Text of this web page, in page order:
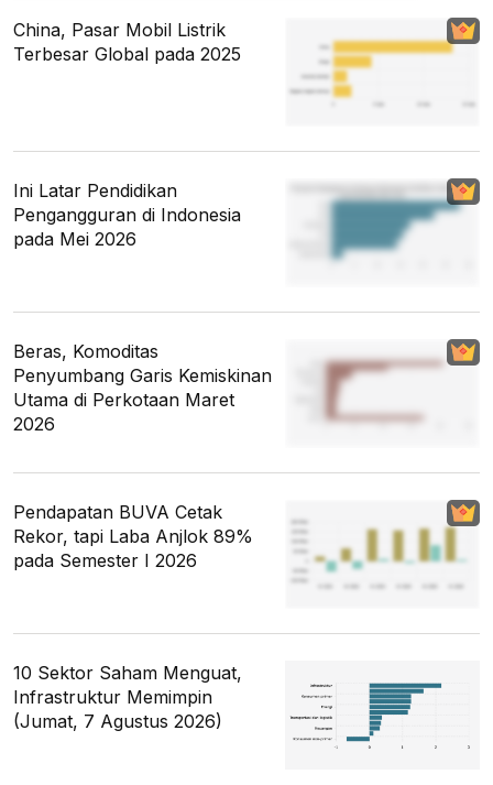
China, Pasar Mobil Listrik
Terbesar Global pada 2025
Ini Latar Pendidikan
Pengangguran di Indonesia
pada Mei 2026
Beras, Komoditas
Penyumbang Garis Kemiskinan
Utama di Perkotaan Maret
2026
Pendapatan BUVA Cetak
Rekor, tapi Laba Anjlok 89%
pada Semester I 2026
10 Sektor Saham Menguat,
Infrastruktur Memimpin
(Jumat, 7 Agustus 2026)